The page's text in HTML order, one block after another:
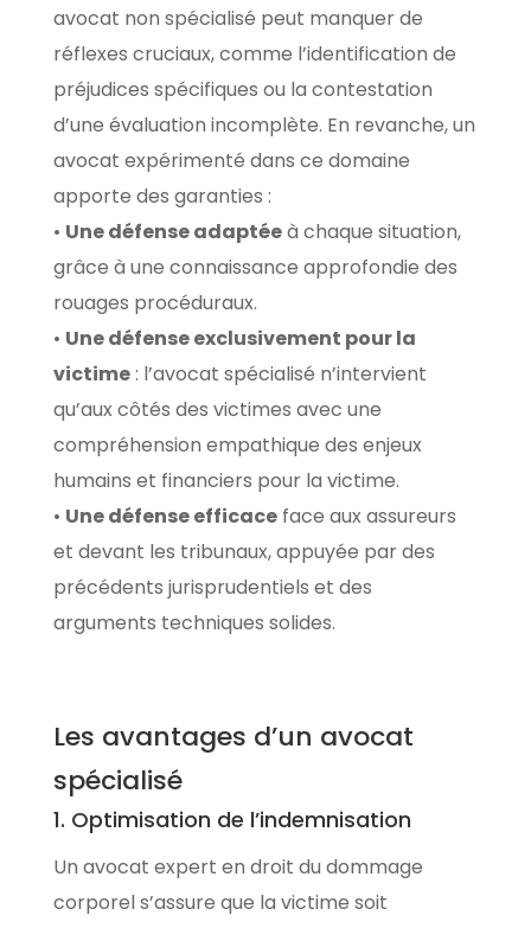
avocat non spécialisé peut manquer de
réflexes cruciaux, comme l’identification de
préjudices spécifiques ou la contestation
d’une évaluation incomplète. En revanche, un
avocat expérimenté dans ce domaine
apporte des garanties :
• Une défense adaptéeà chaque situation,
grâce à une connaissance approfondie des
rouages procéduraux.
• Une défense exclusivement pour la
victime: l’avocat spécialisé n’intervient
qu’aux côtés des victimes avec une
compréhension empathique des enjeux
humains et financiers pour la victime.
• Une défense efficaceface aux assureurs
et devant les tribunaux, appuyée par des
précédents jurisprudentiels et des
arguments techniques solides.
Les avantages d’un avocat
spécialisé
1. Optimisation de l’indemnisation
Un avocat expert en droit du dommage
corporel s’assure que la victime soit